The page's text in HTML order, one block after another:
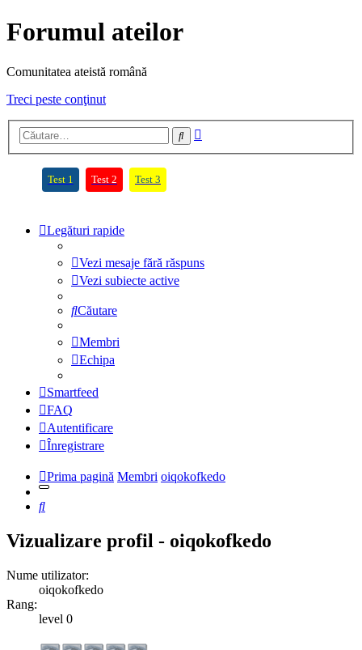
Forumul ateilor
Comunitatea ateistă română
Treci peste conţinut
Căutare
Test 1 (Opens a new tab)
Test 2 (Opens a new tab)
Test 3
Legături rapide
Vezi mesaje fără răspuns
Vezi subiecte active
Căutare
Membri
Echipa
Smartfeed
FAQ
Autentificare
Înregistrare
Prima pagină Membri oiqokofkedo
Căutare
Vizualizare profil - oiqokofkedo
Nume utilizator:
oiqokofkedo
Rang:
level 0